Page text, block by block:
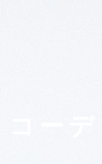
コー